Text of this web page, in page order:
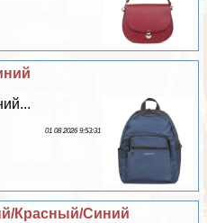
01 08 2026 9:53:31
Красный/Синий